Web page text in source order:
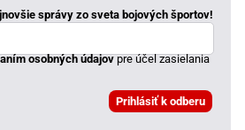
správy zo sveta bojových športov!
osobných údajovpre účel zasielania